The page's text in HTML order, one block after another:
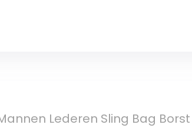
Lederen Sling Bag